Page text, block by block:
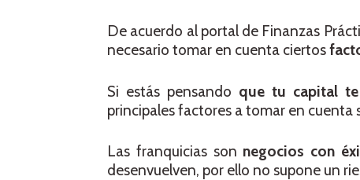
De acuerdo al portal de Finanzas
necesario tomar en cuenta ciertos
Si estás pensando que tu capital
principales factores a tomar en cuenta
Las franquicias son negocios con
desenvuelven, por ello no supone un